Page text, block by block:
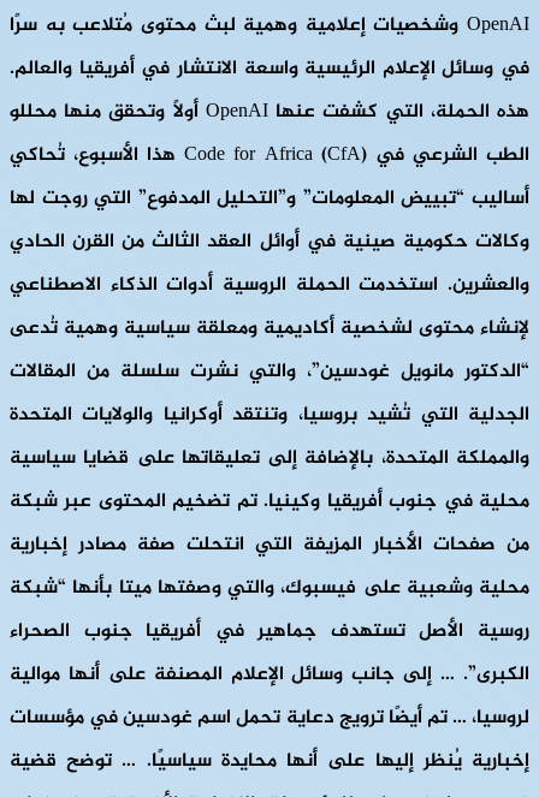
OpenAI وشخصيات إعلامية وهمية لبث محتوى مُتلاعب به سرًا
في وسائل الإعلام الرئيسية واسعة الانتشار في أفريقيا والعالم.
هذه الحملة، التي كشفت عنها OpenAI أولًا وتحقق منها محللو
الطب الشرعي في Code for Africa (CfA) هذا الأسبوع، تُحاكي
أساليب “تبييض المعلومات” و”التحليل المدفوع” التي روجت لها
وكالات حكومية صينية في أوائل العقد الثالث من القرن الحادي
والعشرين. استخدمت الحملة الروسية أدوات الذكاء الاصطناعي
لإنشاء محتوى لشخصية أكاديمية ومعلقة سياسية وهمية تُدعى
“الدكتور مانويل غودسين”، والتي نشرت سلسلة من المقالات
الجدلية التي تُشيد بروسيا، وتنتقد أوكرانيا والولايات المتحدة
والمملكة المتحدة، بالإضافة إلى تعليقاتها على قضايا سياسية
محلية في جنوب أفريقيا وكينيا. تم تضخيم المحتوى عبر شبكة
من صفحات الأخبار المزيفة التي انتحلت صفة مصادر إخبارية
محلية وشعبية على فيسبوك، والتي وصفتها ميتا بأنها “شبكة
روسية الأصل تستهدف جماهير في أفريقيا جنوب الصحراء
الكبرى”. … إلى جانب وسائل الإعلام المصنفة على أنها موالية
لروسيا، … تم أيضًا ترويج دعاية تحمل اسم غودسين في مؤسسات
إخبارية يُنظر إليها على أنها محايدة سياسيًا. … توضح قضية